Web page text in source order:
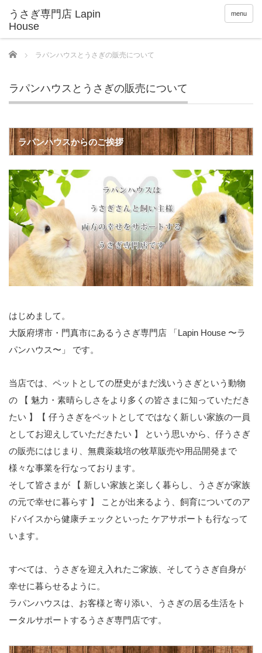
menu
Home ラパンハウスとうさぎの販売について
ラパンハウスとうさぎの販売について
ラパンハウスからのご挨拶
はじめまして。
大阪府堺市・門真市にあるうさぎ専門店 「Lapin House 〜ラ
パンハウス〜」 です。
当店では、ペットとしての歴史がまだ浅いうさぎという動物
の 【 魅力・素晴らしさをより多くの皆さまに知っていただき
たい 】【 仔うさぎをペットとしてではなく新しい家族の一員
としてお迎えしていただきたい 】 という思いから、仔うさぎ
の販売にはじまり、無農薬栽培の牧草販売や用品開発まで
様々な事業を行なっております。
そして皆さまが 【 新しい家族と楽しく暮らし、うさぎが家族
の元で幸せに暮らす 】 ことが出来るよう、飼育についてのア
ドバイスから健康チェックといった ケアサポートも行なって
います。
すべては、うさぎを迎え入れたご家族、そしてうさぎ自身が
幸せに暮らせるように。
ラパンハウスは、お客様と寄り添い、うさぎの居る生活をト
ータルサポートするうさぎ専門店です。